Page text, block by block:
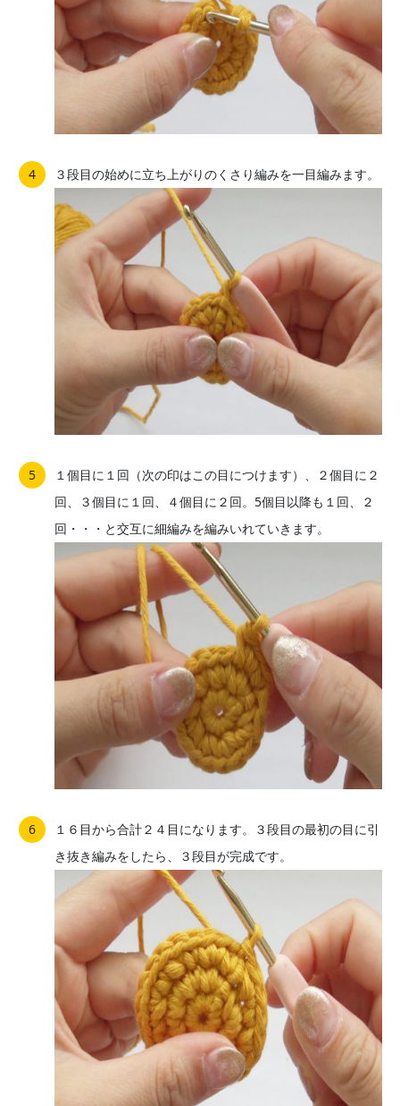
３段目の始めに立ち上がりのくさり編みを一目編みます。
１個目に１回（次の印はこの目につけます）、２個目に２
回、３個目に１回、４個目に２回。5個目以降も１回、２
回・・・と交互に細編みを編みいれていきます。
１６目から合計２４目になります。３段目の最初の目に引
き抜き編みをしたら、３段目が完成です。